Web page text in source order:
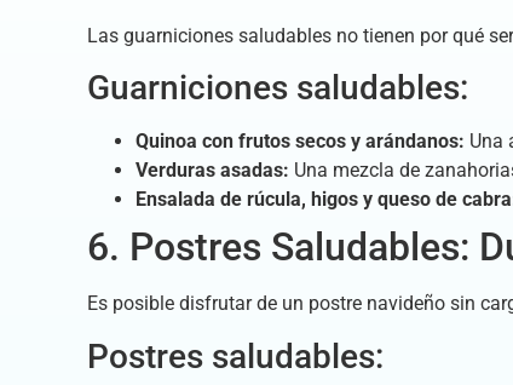
Las guarniciones saludables no tienen por qué
Guarniciones saludables:
Quinoa con frutos secos y arándanos: Una
Verduras asadas: Una mezcla de
Ensalada de rúcula, higos y queso de
6. Postres Saludables:
Es posible disfrutar de un postre navideño sin
Postres saludables: